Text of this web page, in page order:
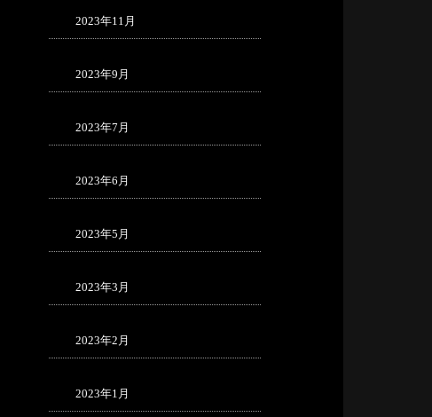
2023年11月
2023年9月
2023年7月
2023年6月
2023年5月
2023年3月
2023年2月
2023年1月